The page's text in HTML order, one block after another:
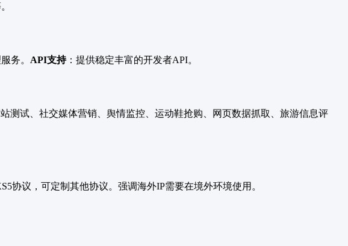
务。 API支持：提供稳定丰富的开发者API。
测试、社交媒体营销、舆情监控、运动鞋抢购、网页数据抓取、旅游信息评
协议，可定制其他协议。强调海外IP需要在境外环境使用。